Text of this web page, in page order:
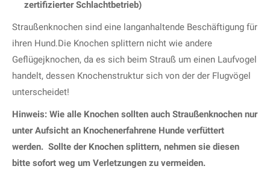
zertifizierter Schlachtbetrieb)
Straußenknochen sind eine langanhaltende Beschäftigung für
ihren Hund.Die Knochen splittern nicht wie andere
Geflügejknochen, da es sich beim Strauß um einen Laufvogel
handelt, dessen Knochenstruktur sich von der der Flugvögel
unterscheidet!
Hinweis: Wie alle Knochen sollten auch Straußenknochen nur
unter Aufsicht an Knochenerfahrene Hunde verfüttert
werden. Sollte der Knochen splittern, nehmen sie diesen
bitte sofort weg um Verletzungen zu vermeiden.